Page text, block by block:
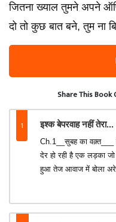
जितना ख्याल तुमने अपने
दो तो कुछ बात बने, तुम ना
Share This Book
1 इश्क बेपरवाह नहीं
Ch.1__सुबह का वक़्त___
देर हो रही है एक लड़का
हुआ तेज आवाज में बोला